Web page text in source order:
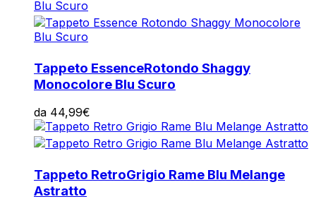
Tappeto EssenceRotondo Shaggy
Monocolore Blu Scuro
da 44,99€
Tappeto RetroGrigio Rame Blu Melange
Astratto